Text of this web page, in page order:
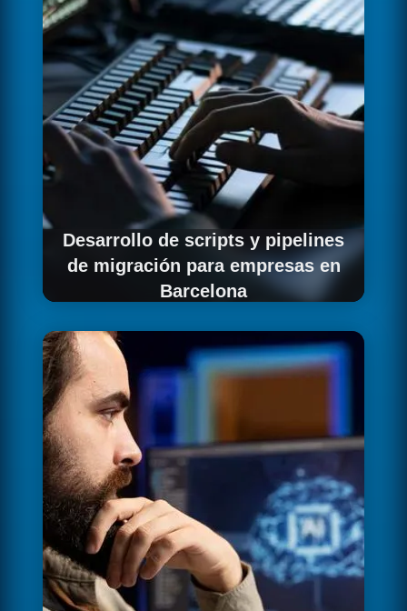
configuración de warehouses o clusters,
seguridad de red, conectividad con sistemas
existentes e integración con las herramientas
de BI y ML que consumirán los datos
migrados.
Desarrollo de scripts y pipelines
de migración para empresas en
Barcelona
migración para tu proyecto en Barcelona:
scripts ETL/ELT de extracción y carga,
herramientas de conversión SQL para
adaptación de dialectos, scripts de validación
para pruebas de integridad y pipelines de
orquestación que automatizan y monitorizan
todo el proceso de migración de principio a fin.